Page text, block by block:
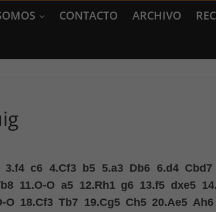
CONTACTO ARCHIVO
3.f4 c6 4.Cf3 b5 5.a3 Db6 6.d4 Cbd7
11.O-O a5 12.Rh1 g6 13.f5 dxe5 14.
O 18.Cf3 Tb7 19.Cg5 Ch5 20.Ae5 Ah6